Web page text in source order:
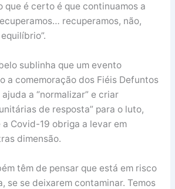
que é certo é que continuamos a
recuperamos, não,
sublinha que um evento
a comemoração dos Fiéis Defuntos
a “normalizar” e criar
de resposta” para o luto,
a Covid-19 obriga a levar em
dimensão.
têm de pensar que está em risco
se se deixarem contaminar. Temos